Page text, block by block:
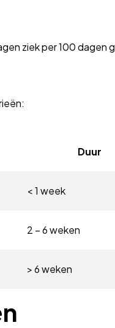
ziek per 100 dagen
Duur
< 1 week
2 – 6 weken
> 6 weken